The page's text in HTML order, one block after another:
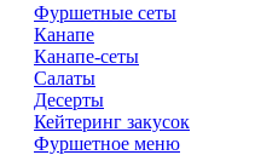
Фуршетные сеты
Канапе
Канапе-сеты
Салаты
Десерты
Кейтеринг закусок
Фуршетное меню